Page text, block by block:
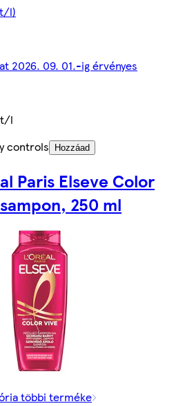
l)
2026. 09. 01.-ig érvényes
l
controls
Hozzáad
Paris Elseve Color
250 ml
többi terméke